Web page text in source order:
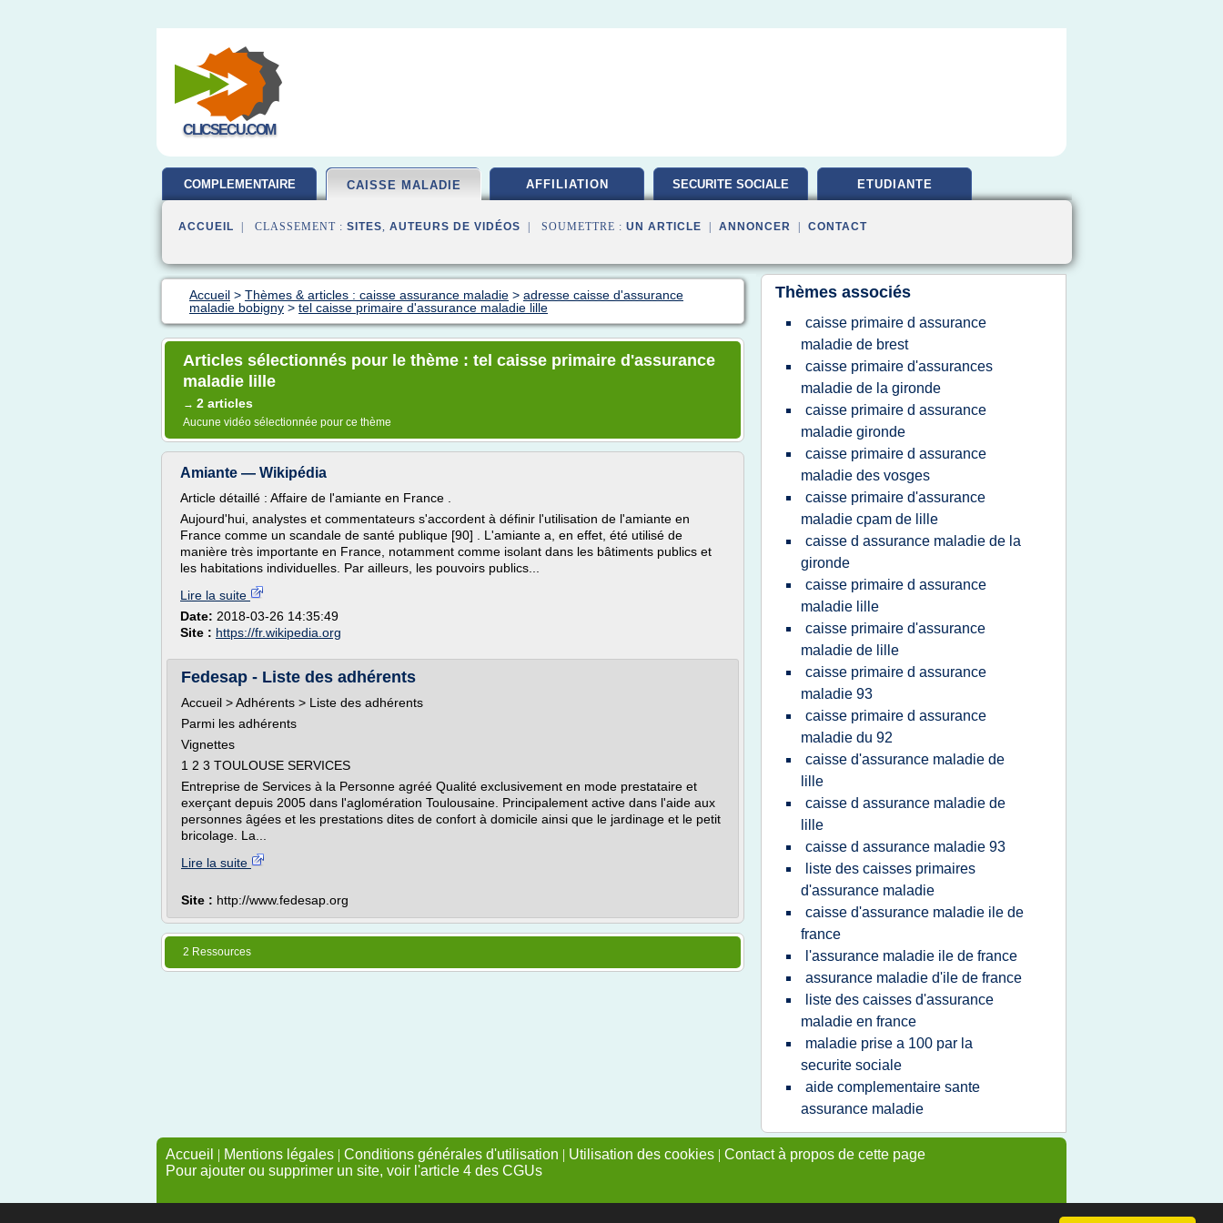
CLICSECU.COM
COMPLEMENTAIRE CAISSE MALADIE AFFILIATION SECURITE SOCIALE ETUDIANTE
ACCUEIL | CLASSEMENT : SITES, AUTEURS DE VIDÉOS | SOUMETTRE : UN ARTICLE ANNONCER CONTACT
Accueil > Thèmes & articles : caisse assurance maladie > adresse caisse d'assurance
maladie bobigny > tel caisse primaire d'assurance maladie lille
Articles sélectionnés pour le thème : tel caisse primaire d'assurance
maladie lille
→ 2 articles
Aucune vidéo sélectionnée pour ce thème
Amiante — Wikipédia
Article détaillé : Affaire de l'amiante en France .
Aujourd'hui, analystes et commentateurs s'accordent à définir l'utilisation de l'amiante en
France comme un scandale de santé publique [90] . L'amiante a, en effet, été utilisé de
manière très importante en France, notamment comme isolant dans les bâtiments publics et
les habitations individuelles. Par ailleurs, les pouvoirs publics...
Lire la suite
Date: 2018-03-26 14:35:49
Site : https://fr.wikipedia.org
Fedesap - Liste des adhérents
Accueil > Adhérents > Liste des adhérents
Parmi les adhérents
Vignettes
1 2 3 TOULOUSE SERVICES
Entreprise de Services à la Personne agréé Qualité exclusivement en mode prestataire et
exerçant depuis 2005 dans l'aglomération Toulousaine. Principalement active dans l'aide aux
personnes âgées et les prestations dites de confort à domicile ainsi que le jardinage et le petit
bricolage. La...
Lire la suite
Site : http://www.fedesap.org
2 Ressources
Thèmes associés
caisse primaire d assurance
maladie de brest
caisse primaire d'assurances
maladie de la gironde
caisse primaire d assurance
maladie gironde
caisse primaire d assurance
maladie des vosges
caisse primaire d'assurance
maladie cpam de lille
caisse d assurance maladie de la
gironde
caisse primaire d assurance
maladie lille
caisse primaire d'assurance
maladie de lille
caisse primaire d assurance
maladie 93
caisse primaire d assurance
maladie du 92
caisse d'assurance maladie de
lille
caisse d assurance maladie de
lille
caisse d assurance maladie 93
liste des caisses primaires
d'assurance maladie
caisse d'assurance maladie ile de
france
l'assurance maladie ile de france
assurance maladie d'ile de france
liste des caisses d'assurance
maladie en france
maladie prise a 100 par la
securite sociale
aide complementaire sante
assurance maladie
Accueil | Mentions légales | Conditions générales d'utilisation | Utilisation des cookies | Contact à propos de cette page
Pour ajouter ou supprimer un site, voir l'article 4 des CGUs